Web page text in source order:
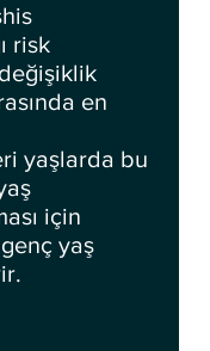
risk
en
yaşlarda bu
için
yaş